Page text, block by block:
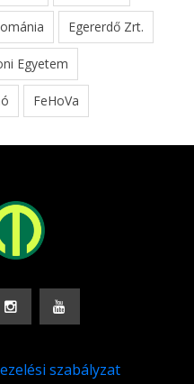
Egererdő Zrt.
Egyetem
FeHoVa
szabályzat